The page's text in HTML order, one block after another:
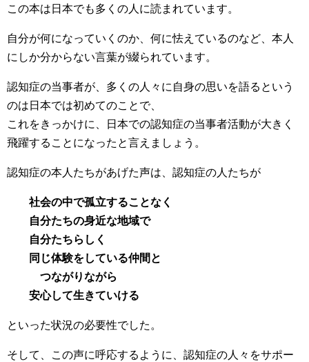
この本は日本でも多くの人に読まれています。
自分が何になっていくのか、何に怯えているのなど、本人
にしか分からない言葉が綴られています。
認知症の当事者が、多くの人々に自身の思いを語るという
のは日本では初めてのことで、
これをきっかけに、日本での認知症の当事者活動が大きく
飛躍することになったと言えましょう。
認知症の本人たちがあげた声は、認知症の人たちが
社会の中で孤立することなく
自分たちの身近な地域で
自分たちらしく
同じ体験をしている仲間と
つながりながら
安心して生きていける
といった状況の必要性でした。
そして、この声に呼応するように、認知症の人々をサポー